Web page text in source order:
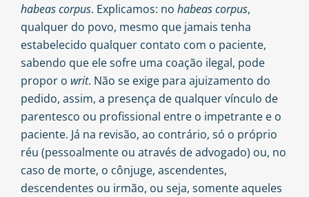
habeas corpus. Explicamos: no habeas corpus,
qualquer do povo, mesmo que jamais tenha
estabelecido qualquer contato com o paciente,
sabendo que ele sofre uma coação ilegal, pode
propor o writ. Não se exige para ajuizamento do
pedido, assim, a presença de qualquer vínculo de
parentesco ou profissional entre o impetrante e o
paciente. Já na revisão, ao contrário, só o próprio
réu (pessoalmente ou através de advogado) ou, no
caso de morte, o cônjuge, ascendentes,
descendentes ou irmão, ou seja, somente aqueles